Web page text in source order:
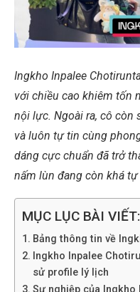
Ingkho Inpalee
với chiều cao khiêm tốn
nội lực. Ngoài ra, cô còn
và luôn tự tin cùng
dáng cực chuẩn đã trở
nấm lùn đang còn khá
MỤC LỤC BÀI VIẾT:
Bảng thông tin về
Ingkho Inpalee
sử profile lý lịch